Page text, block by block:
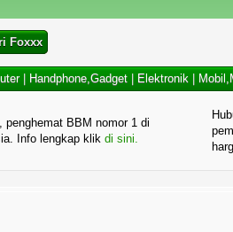
Foxxx
| Handphone,Gadget| Elektronik|
penghemat BBM nomor 1 di
Info lengkap klik di sini.